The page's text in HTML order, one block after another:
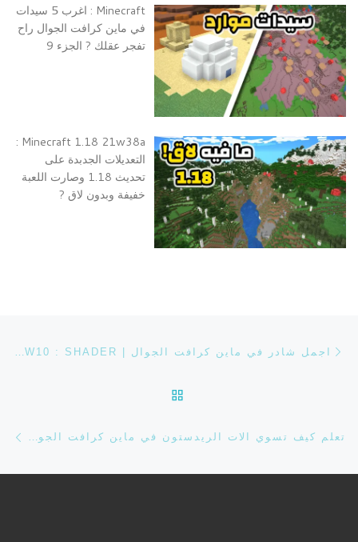
Minecraft : اغرب 5 سيدات
في ماين كرافت الجوال راح
تفجر عقلك ? الجزء 9
Minecraft 1.18 21w38a :
التعديلات الجدبدة على
تحديث 1.18 وصارت اللعبة
خفيفة وبدون لاق ?
تصفح التدوينة اجمل شادر في ماين كرافت الجوال | MCPE/W10 : SHADER
BACK TO POST LIST
تعلم كيف تسوي الات الريدستون في ماين كرافت الجوال | MCPE/W10 : REDSTONE